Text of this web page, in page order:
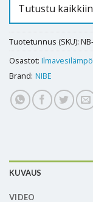
Tutustu
Tuotetunnus (SKU):
Osastot:
Brand: NIBE
KUVAUS
VIDEO